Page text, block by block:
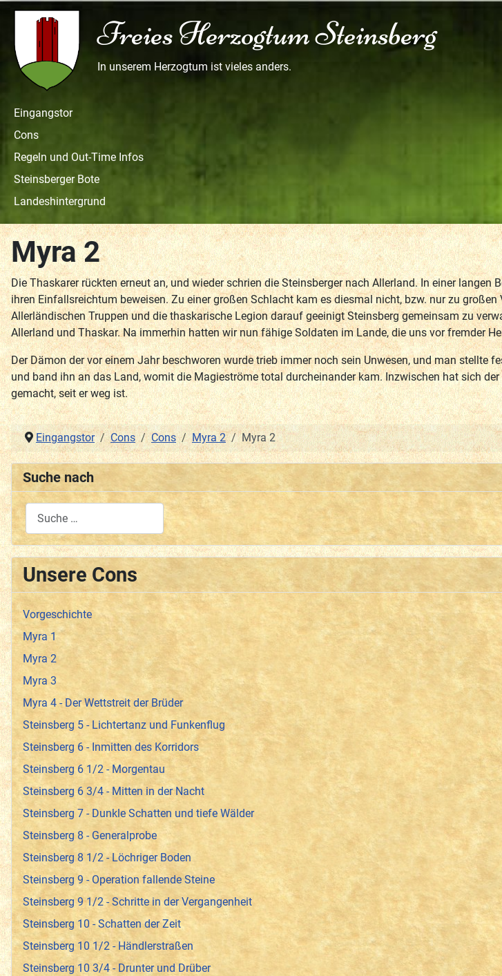
Freies Herzogtum Steinsberg
In unserem Herzogtum ist vieles anders.
Eingangstor
Cons
Regeln und Out-Time Infos
Steinsberger Bote
Landeshintergrund
Myra 2
Die Thaskarer rückten erneut an, und wieder schrien die Steinsberger nach Allerland. In einer
ihren Einfallsreichtum beweisen. Zu einer großen Schlacht kam es diesmal nicht, bzw. nur zu
Allerländischen Truppen und die thaskarische Legion darauf geeinigt Steinsberg gemeinsam zu
Allerland und Thaskar. Na immerhin hatten wir nun fähige Soldaten im Lande, die uns vor fremder
Der Dämon der vor einem Jahr beschworen wurde trieb immer noch sein Unwesen, und man
und band ihn an das Land, womit die Magieströme total durcheinander kam. Inzwischen hat sich
gemacht, seit er weg ist.
Eingangstor Cons Cons Myra 2 Myra 2
Suche nach
Type 2 or more characters for results.
Unsere Cons
Vorgeschichte
Myra 1
Myra 2
Myra 3
Myra 4 - Der Wettstreit der Brüder
Steinsberg 5 - Lichtertanz und Funkenflug
Steinsberg 6 - Inmitten des Korridors
Steinsberg 6 1/2 - Morgentau
Steinsberg 6 3/4 - Mitten in der Nacht
Steinsberg 7 - Dunkle Schatten und tiefe Wälder
Steinsberg 8 - Generalprobe
Steinsberg 8 1/2 - Löchriger Boden
Steinsberg 9 - Operation fallende Steine
Steinsberg 9 1/2 - Schritte in der Vergangenheit
Steinsberg 10 - Schatten der Zeit
Steinsberg 10 1/2 - Händlerstraßen
Steinsberg 10 3/4 - Drunter und Drüber